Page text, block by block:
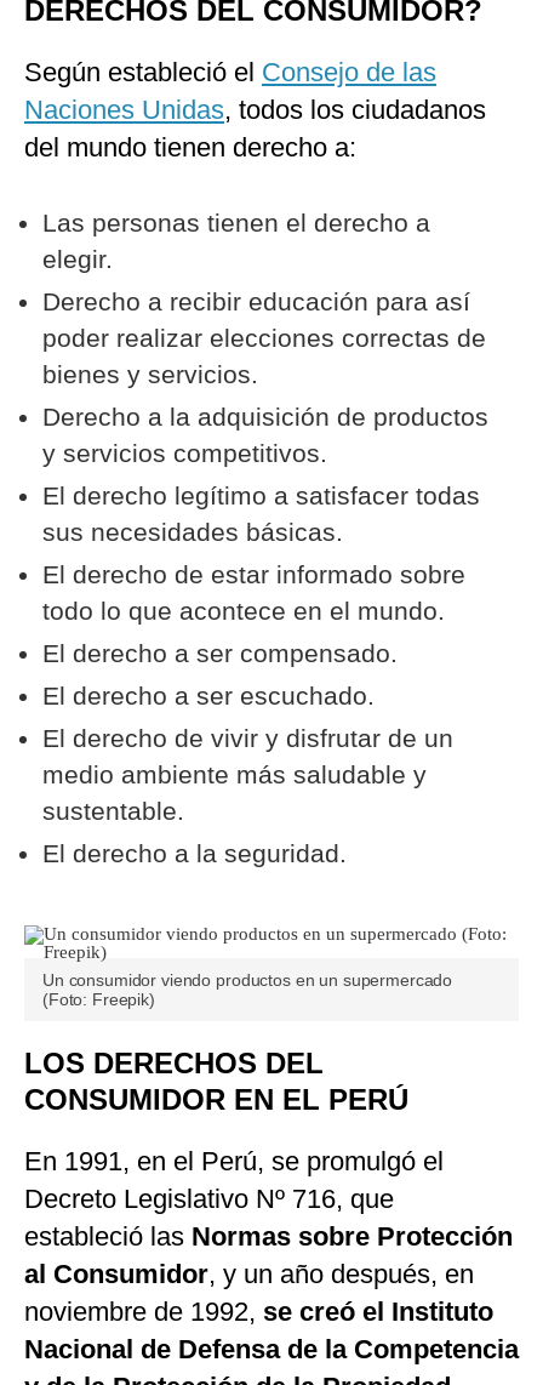
DERECHOS DEL CONSUMIDOR?
Según estableció el Consejo de las
Naciones Unidas, todos los ciudadanos
del mundo tienen derecho a:
Las personas tienen el derecho a
elegir.
Derecho a recibir educación para así
poder realizar elecciones correctas de
bienes y servicios.
Derecho a la adquisición de productos
y servicios competitivos.
El derecho legítimo a satisfacer todas
sus necesidades básicas.
El derecho de estar informado sobre
todo lo que acontece en el mundo.
El derecho a ser compensado.
El derecho a ser escuchado.
El derecho de vivir y disfrutar de un
medio ambiente más saludable y
sustentable.
El derecho a la seguridad.
Un consumidor viendo productos en un supermercado
(Foto: Freepik)
LOS DERECHOS DEL
CONSUMIDOR EN EL PERÚ
En 1991, en el Perú, se promulgó el
Decreto Legislativo Nº 716, que
estableció las Normas sobre Protección
al Consumidor, y un año después, en
noviembre de 1992, se creó el Instituto
Nacional de Defensa de la Competencia